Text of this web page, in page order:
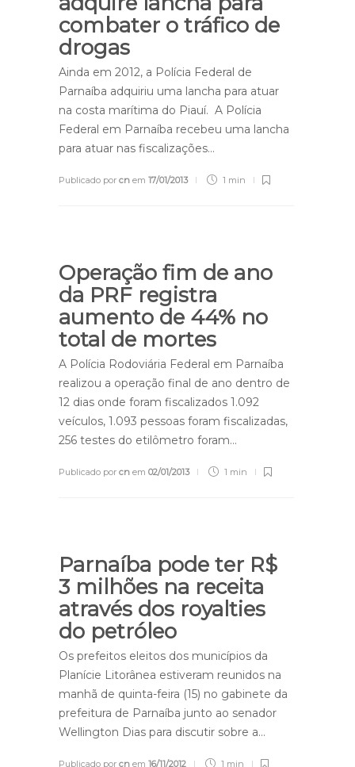
combater o tráfico de
drogas
Ainda em 2012, a Polícia Federal de
Parnaíba adquiriu uma lancha para atuar
na costa marítima do Piauí. A Polícia
Federal em Parnaíba recebeu uma lancha
para atuar nas fiscalizações…
Publicado por cn em 17/01/2013 1 min
Operação fim de ano
da PRF registra
aumento de 44% no
total de mortes
A Polícia Rodoviária Federal em Parnaíba
realizou a operação final de ano dentro de
12 dias onde foram fiscalizados 1.092
veículos, 1.093 pessoas foram fiscalizadas,
256 testes do etilômetro foram…
Publicado por cn em 02/01/2013 1 min
Parnaíba pode ter R$
3 milhões na receita
através dos royalties
do petróleo
Os prefeitos eleitos dos municípios da
Planície Litorânea estiveram reunidos na
manhã de quinta-feira (15) no gabinete da
prefeitura de Parnaíba junto ao senador
Wellington Dias para discutir sobre a…
Publicado por cn em 16/11/2012 1 min